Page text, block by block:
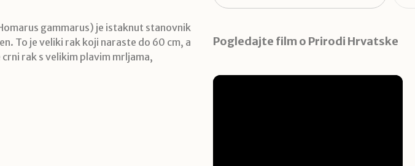
gammarus) je istaknut stanovnik
To je veliki rak koji naraste do 60 cm, a
rak s velikim plavim mrljama,
Pogledajte film o Prirodi Hrvatske